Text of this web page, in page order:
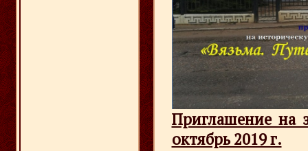
Приглашение на
октябрь 2019 г.